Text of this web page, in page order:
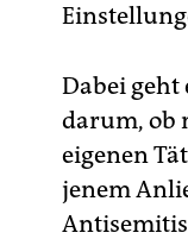
Dabei
darum, ob
eigenen
jenem